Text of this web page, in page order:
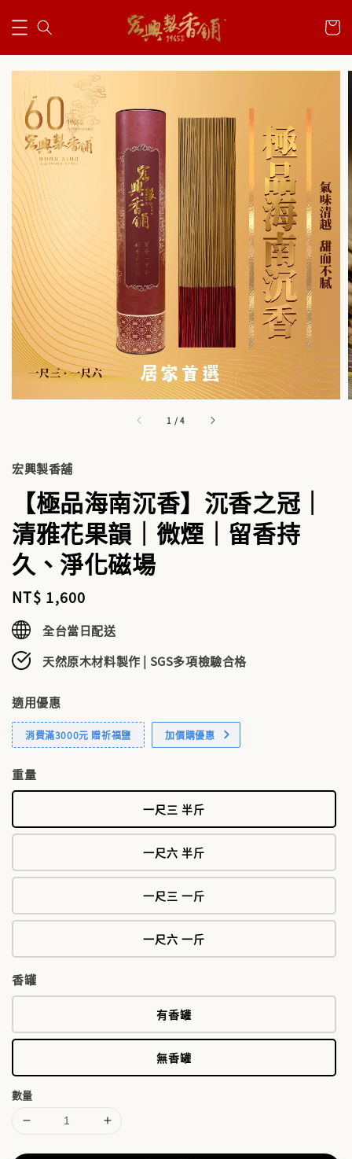
1 /4
宏興製香舖
【極品海南沉香】沉香之冠｜
清雅花果韻｜微煙｜留香持
久、淨化磁場
Regular
price
NT$ 1,600
全台當日配送
天然原木材料製作 | SGS多項檢驗合格
適用優惠
消費滿3000元 贈祈福鹽 加價購優惠
重量
一尺三 半斤
一尺六 半斤
一尺三 一斤
一尺六 一斤
香罐
有香罐
無香罐
數量